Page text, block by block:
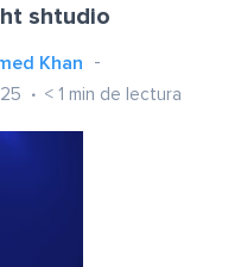
shtudio
Khan
< 1 min de lectura